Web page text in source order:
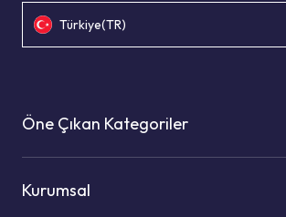
Türkiye(TR)
Öne Çıkan Kategoriler
Kurumsal